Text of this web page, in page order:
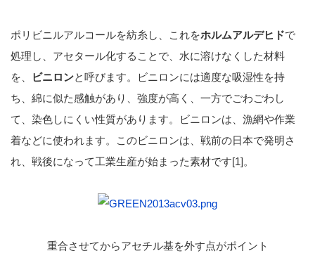
ポリビニルアルコールを紡糸し、これをホルムアルデヒドで
処理し、アセタール化することで、水に溶けなくした材料
を、
ビニロンと呼びます。ビニロンには適度な吸湿性を持
ち、綿に似た感触があり、強度が高く、一方でごわごわし
て、染色しにくい性質があります。ビニロンは、漁網や作業
着などに使われます。このビニロンは、戦前の日本で発明さ
れ、戦後になって工業生産が始まった素材です[1]。
重合させてからアセチル基を外す点がポイント